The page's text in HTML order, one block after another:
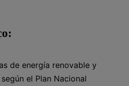
de energía renovable y
el Plan Nacional